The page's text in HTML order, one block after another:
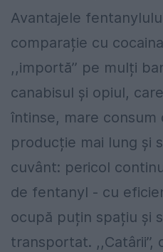
Avantajele
comparație cu
,,importă’’ pe mulți
canabisul și opiul,
întinse, mare consum
producție mai lung și
cuvânt: pericol
de fentanyl - cu
ocupă puțin spațiu și
transportat.